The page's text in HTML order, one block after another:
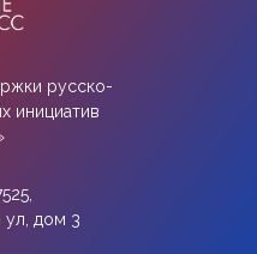
ул, дом 3
русско-
инициатив